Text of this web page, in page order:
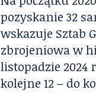
pozyskanie 32
wskazuje Sztab
zbrojeniowa w
listopadzie 2024
kolejne 12 – do